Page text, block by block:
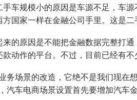
手车规模小的原因是车源不足，车
国家一样在金融公司手里。这是二
原因是不能把金融数据完整打通
动作的平台。不过，目前已经有不
场景的改造，它绝不是我们现在
汽车电商场景设置首先要增加汽车